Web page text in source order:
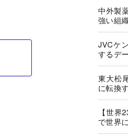
中外製
強い組
JVCケ
するデ
東大松
に転換
【世界
で世界